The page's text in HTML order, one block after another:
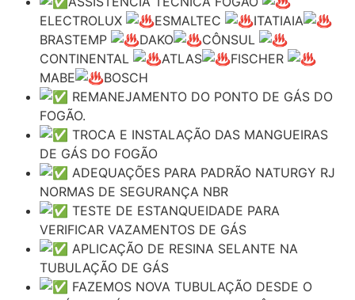
ELECTROLUX
ESMALTEC
ITATIAIA
BRASTEMP
DAKO
CÔNSUL
CONTINENTAL
ATLAS
FISCHER
MABE
BOSCH
REMANEJAMENTO DO PONTO DE GÁS DO
FOGÃO.
TROCA E INSTALAÇÃO DAS MANGUEIRAS
DE GÁS DO FOGÃO
ADEQUAÇÕES PARA PADRÃO NATURGY RJ
NORMAS DE SEGURANÇA NBR
TESTE DE ESTANQUEIDADE PARA
VERIFICAR VAZAMENTOS DE GÁS
APLICAÇÃO DE RESINA SELANTE NA
TUBULAÇÃO DE GÁS
FAZEMOS NOVA TUBULAÇÃO DESDE O